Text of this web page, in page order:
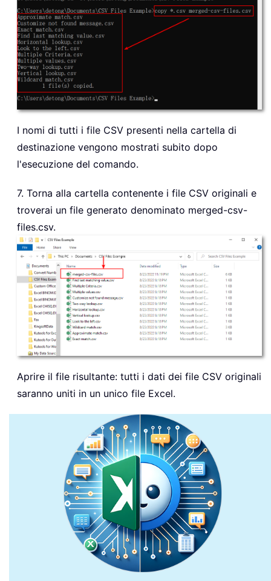
I nomi di tutti i file CSV presenti nella cartella di
destinazione vengono mostrati subito dopo
l'esecuzione del comando.
7. Torna alla cartella contenente i file CSV originali e
troverai un file generato denominato merged-csv-
files.csv.
Aprire il file risultante: tutti i dati dei file CSV originali
saranno uniti in un unico file Excel.